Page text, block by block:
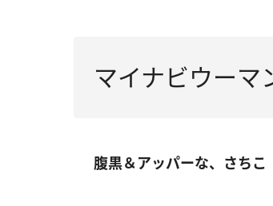
マイナビウーマ
腹黒＆アッパーな、さちこ